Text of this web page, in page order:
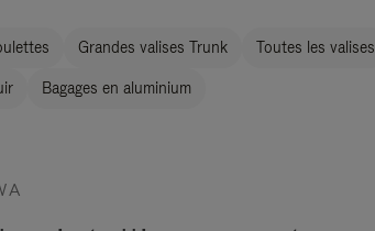
Grandes valises Trunk Toutes les valises
Bagages en aluminium